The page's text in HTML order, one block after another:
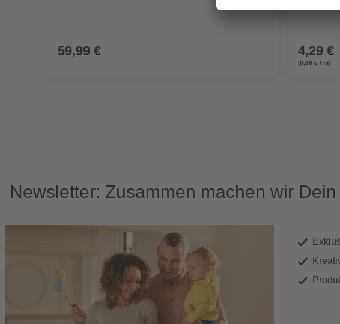
59,99 € 4,29 €
(0,86 € / m)
Newsletter: Zusammen machen wir